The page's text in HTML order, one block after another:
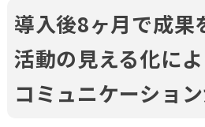
導入後8ヶ月で成果
活動の見える化に
コミュニケーショ